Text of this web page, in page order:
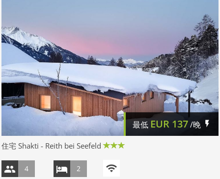
最低 EUR 137/晚
住宅 Shakti - Reith bei Seefeld
4 2